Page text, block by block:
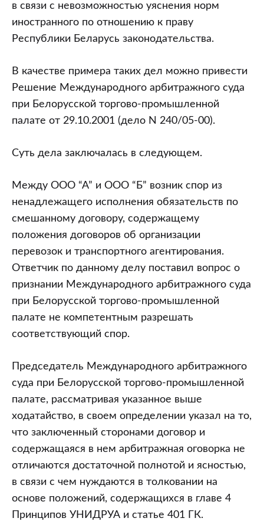
в связи с невозможностью уяснения норм
иностранного по отношению к праву
Республики Беларусь законодательства.
В качестве примера таких дел можно привести
Решение Международного арбитражного суда
при Белорусской торгово-промышленной
палате от 29.10.2001 (дело N 240/05-00).
Суть дела заключалась в следующем.
Между ООО “А” и ООО “Б” возник спор из
ненадлежащего исполнения обязательств по
смешанному договору, содержащему
положения договоров об организации
перевозок и транспортного агентирования.
Ответчик по данному делу поставил вопрос о
признании Международного арбитражного суда
при Белорусской торгово-промышленной
палате не компетентным разрешать
соответствующий спор.
Председатель Международного арбитражного
суда при Белорусской торгово-промышленной
палате, рассматривая указанное выше
ходатайство, в своем определении указал на то,
что заключенный сторонами договор и
содержащаяся в нем арбитражная оговорка не
отличаются достаточной полнотой и ясностью,
в связи с чем нуждаются в толковании на
основе положений, содержащихся в главе 4
Принципов УНИДРУА и статье 401 ГК.